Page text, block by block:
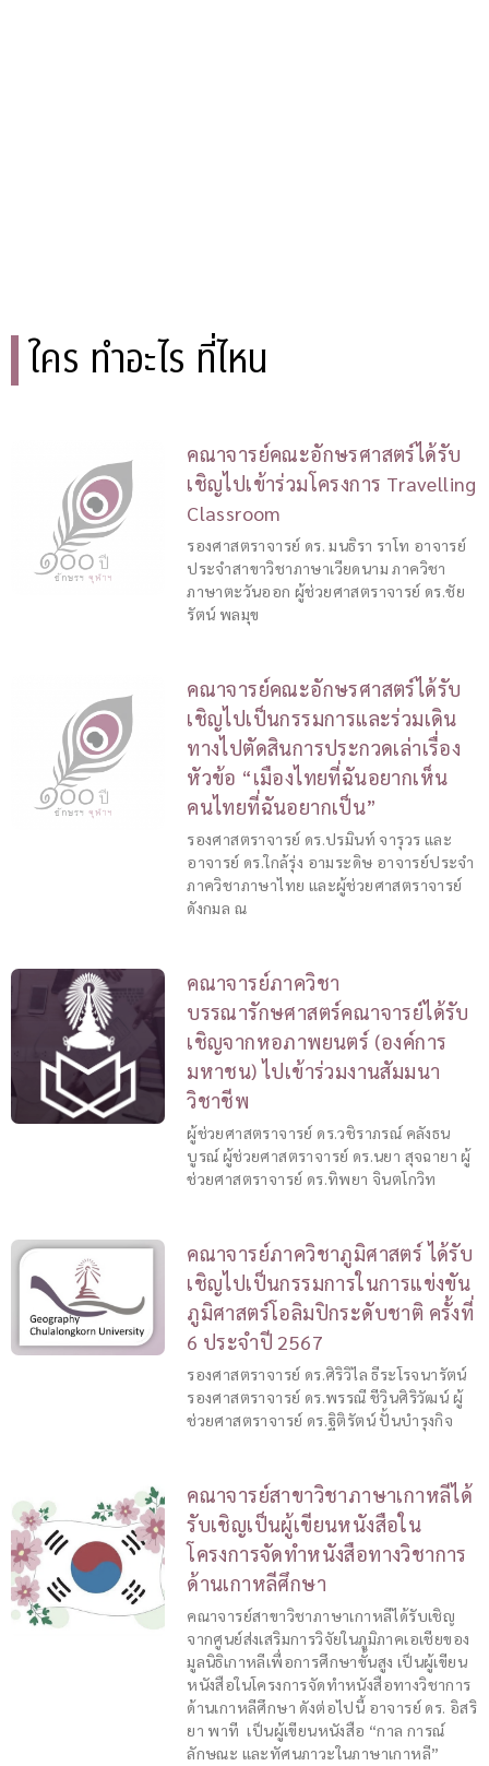
ใคร ทำอะไร ที่ไหน
คณาจารย์คณะอักษรศาสตร์ได้รับ
เชิญไปเข้าร่วมโครงการ Travelling
Classroom
รองศาสตราจารย์ ดร. มนธิรา ราโท อาจารย์
ประจำสาขาวิชาภาษาเวียดนาม ภาควิชา
ภาษาตะวันออก ผู้ช่วยศาสตราจารย์ ดร.ชัย
รัตน์ พลมุข
คณาจารย์คณะอักษรศาสตร์ได้รับ
เชิญไปเป็นกรรมการและร่วมเดิน
ทางไปตัดสินการประกวดเล่าเรื่อง
หัวข้อ “เมืองไทยที่ฉันอยากเห็น
คนไทยที่ฉันอยากเป็น”
รองศาสตราจารย์ ดร.ปรมินท์ จารุวร และ
อาจารย์ ดร.ใกล้รุ่ง อามระดิษ อาจารย์ประจำ
ภาควิชาภาษาไทย และผู้ช่วยศาสตราจารย์
ดังกมล ณ
คณาจารย์ภาควิชา
บรรณารักษศาสตร์คณาจารย์ได้รับ
เชิญจากหอภาพยนตร์ (องค์การ
มหาชน) ไปเข้าร่วมงานสัมมนา
วิชาชีพ
ผู้ช่วยศาสตราจารย์ ดร.วชิราภรณ์ คลังธน
บูรณ์ ผู้ช่วยศาสตราจารย์ ดร.นยา สุจฉายา ผู้
ช่วยศาสตราจารย์ ดร.ทิพยา จินตโกวิท
คณาจารย์ภาควิชาภูมิศาสตร์ ได้รับ
เชิญไปเป็นกรรมการในการแข่งขัน
ภูมิศาสตร์โอลิมปิกระดับชาติ ครั้งที่
6 ประจำปี 2567
รองศาสตราจารย์ ดร.ศิริวิไล ธีระโรจนารัตน์
รองศาสตราจารย์ ดร.พรรณี ชีวินศิริวัฒน์ ผู้
ช่วยศาสตราจารย์ ดร.ฐิติรัตน์ ปั้นบำรุงกิจ
คณาจารย์สาขาวิชาภาษาเกาหลีได้
รับเชิญเป็นผู้เขียนหนังสือใน
โครงการจัดทำหนังสือทางวิชาการ
ด้านเกาหลีศึกษา
คณาจารย์สาขาวิชาภาษาเกาหลีได้รับเชิญ
จากศูนย์ส่งเสริมการวิจัยในภูมิภาคเอเชียของ
มูลนิธิเกาหลีเพื่อการศึกษาขั้นสูง เป็นผู้เขียน
หนังสือในโครงการจัดทำหนังสือทางวิชาการ
ด้านเกาหลีศึกษา ดังต่อไปนี้ อาจารย์ ดร. อิสริ
ยา พาที เป็นผู้เขียนหนังสือ “กาล การณ์
ลักษณะ และทัศนภาวะในภาษาเกาหลี”